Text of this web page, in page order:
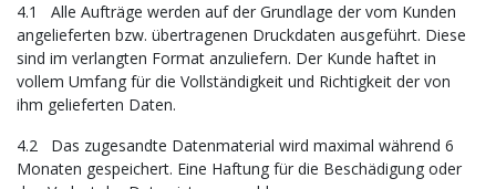
4.1 Alle Aufträge werden auf der Grundlage der vom Kunden
angelieferten bzw. übertragenen Druckdaten ausgeführt. Diese
sind im verlangten Format anzuliefern. Der Kunde haftet in
vollem Umfang für die Vollständigkeit und Richtigkeit der von
ihm gelieferten Daten.
4.2 Das zugesandte Datenmaterial wird maximal während 6
Monaten gespeichert. Eine Haftung für die Beschädigung oder